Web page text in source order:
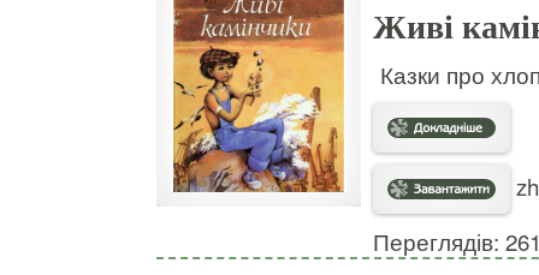
Живі
Казки про
Переглядів: